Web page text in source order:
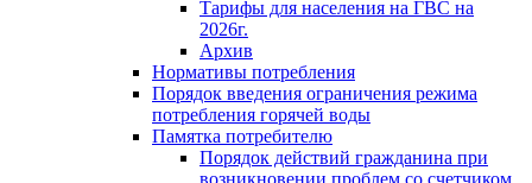
Тарифы для населения на ГВС на
2026г.
Архив
Нормативы потребления
Порядок введения ограничения режима
потребления горячей воды
Памятка потребителю
Порядок действий гражданина при